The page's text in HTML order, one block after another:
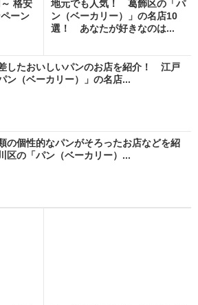
格安
ーン
地元でも人気！ 葛飾区の「パ
ン（ベーカリー）」の名店10
選！ あなたが好きなのは...
したおいしいパンのお店を紹介！ 江戸
ン（ベーカリー）」の名店...
の個性的なパンがそろったお店などを紹
の「パン（ベーカリー）...